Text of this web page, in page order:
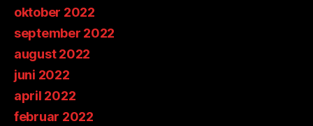
oktober 2022
september 2022
august 2022
juni 2022
april 2022
februar 2022